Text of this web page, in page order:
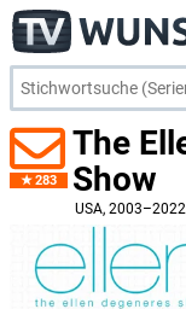
283
The
Show
USA, 2003–2022